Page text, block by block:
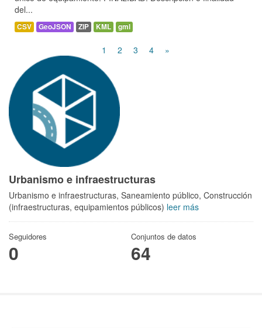
del...
CSV GeoJSON ZIP KML gml
1 2 3 4 »
Urbanismo e infraestructuras
Urbanismo e infraestructuras, Saneamiento público, Construcción
(infraestructuras, equipamientos públicos) leer más
Seguidores
0
Conjuntos de datos
64